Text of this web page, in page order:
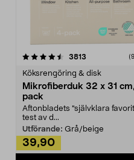
3813
Köksrengöring & disk
Mikrofiberduk 32 x 31
pack
Aftonbladets "självklara
test av d...
Utförande: Grå/beige
39,90
4.0av 5 stjärnor